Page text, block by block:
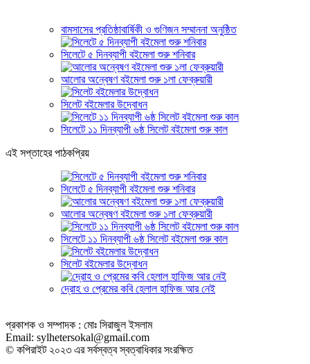
বামসাসের প্রতিষ্ঠাবার্ষিকী ও গুণিজন সম্মাননা অনুষ্ঠিত
সিলেটে ৫ দিনব্যাপী বইমেলা শুরু শনিবার
আলোর অন্বেষণ বইমেলা শুরু ১লা ফেব্রুয়ারী
সিলেট বইমেলার উদ্বোধন
সিলেটে ১১ দিনব্যাপী ৬ষ্ঠ সিলেট বইমেলা শুরু কাল
এই সপ্তাহের পাঠকপ্রিয়
সিলেটে ৫ দিনব্যাপী বইমেলা শুরু শনিবার
আলোর অন্বেষণ বইমেলা শুরু ১লা ফেব্রুয়ারী
সিলেটে ১১ দিনব্যাপী ৬ষ্ঠ সিলেট বইমেলা শুরু কাল
সিলেট বইমেলার উদ্বোধন
দ্রোহ ও প্রেমের কবি হেলাল হাফিজ আর নেই
প্রকাশক ও সম্পাদক : মোঃ সিরাজুল ইসলাম
Email: sylhetersokal@gmail.com
© কপিরাইট ২০২৩ এর সর্বস্বত্ব স্বত্বাধিকার সংরক্ষিত